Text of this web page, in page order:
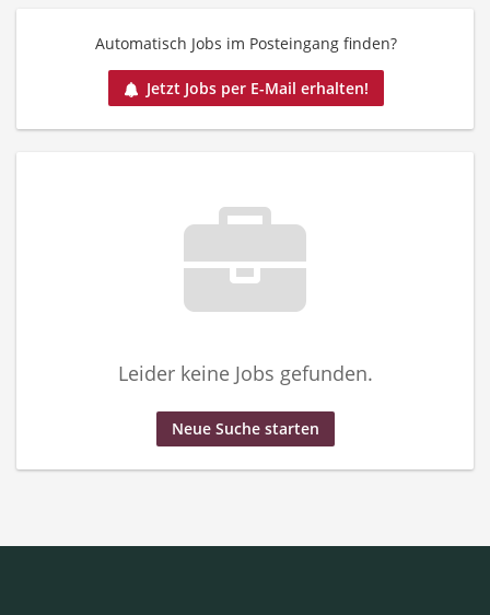
Automatisch Jobs im Posteingang finden?
Jetzt Jobs per E-Mail erhalten!
Leider keine Jobs gefunden.
Neue Suche starten